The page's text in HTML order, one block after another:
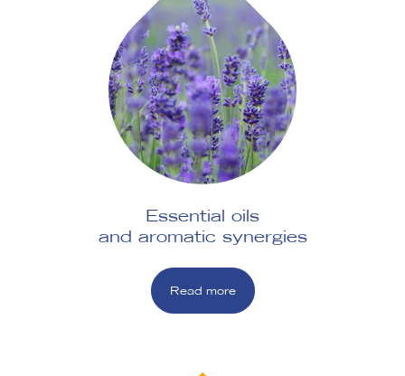
Essential oils
and aromatic synergies
Read more